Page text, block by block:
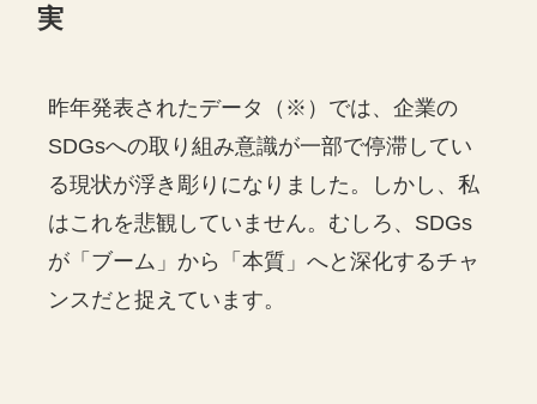
実
昨年発表されたデータ（※）では、企業の
SDGsへの取り組み意識が一部で停滞してい
る現状が浮き彫りになりました。しかし、私
はこれを悲観していません。むしろ、SDGs
が「ブーム」から「本質」へと深化するチャ
ンスだと捉えています。